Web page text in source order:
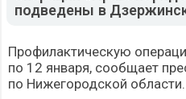
подведены в
Профилактическую
по 12 января, сообщает
по Нижегородской области.